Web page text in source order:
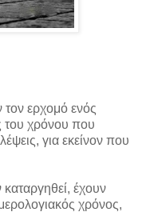
τον ερχομό ενός
του χρόνου που
για εκείνον που
καταργηθεί, έχουν
χρόνος,